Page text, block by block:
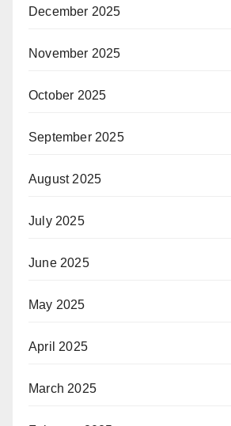
December 2025
November 2025
October 2025
September 2025
August 2025
July 2025
June 2025
May 2025
April 2025
March 2025